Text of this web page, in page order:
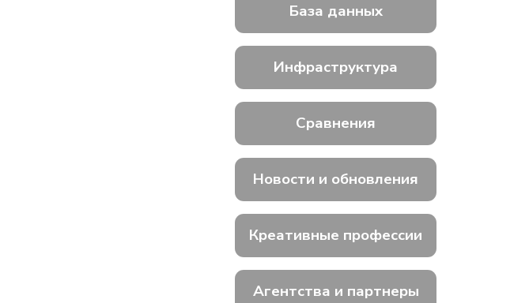
База данных
Инфраструктура
Сравнения
Новости и обновления
Креативные профессии
Агентства и партнеры